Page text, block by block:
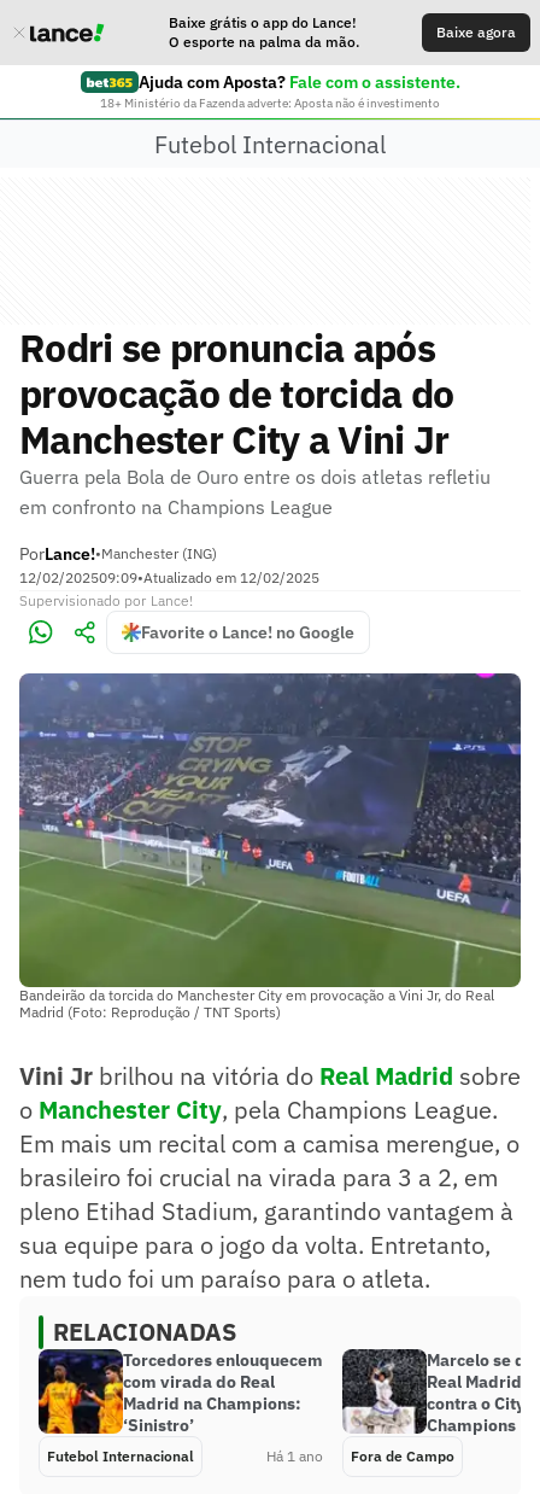
Baixe grátis o app do Lance!
O esporte na palma da mão.
Baixe agora
Ajuda com Aposta? Fale com o assistente.
18+ Ministério da Fazenda adverte: Aposta não é investimento
Futebol Internacional
Rodri se pronuncia após
provocação de torcida do
Manchester City a Vini Jr
Guerra pela Bola de Ouro entre os dois atletas refletiu
em confronto na Champions League
PorLance!•Manchester (ING)
12/02/202509:09•Atualizado em 12/02/2025
Supervisionado por Lance!
Favorite o Lance! no Google
Bandeirão da torcida do Manchester City em provocação a Vini Jr, do Real
Madrid (Foto: Reprodução / TNT Sports)
Vini Jr brilhou na vitória do Real Madrid sobre
o Manchester City, pela Champions League.
Em mais um recital com a camisa merengue, o
brasileiro foi crucial na virada para 3 a 2, em
pleno Etihad Stadium, garantindo vantagem à
sua equipe para o jogo da volta. Entretanto,
nem tudo foi um paraíso para o atleta.
RELACIONADAS
Torcedores enlouquecem
com virada do Real
Madrid na Champions:
‘Sinistro’
Futebol Internacional Há 1 ano
Marcelo se
Real Madrid
contra o City
Champions
Fora de Campo